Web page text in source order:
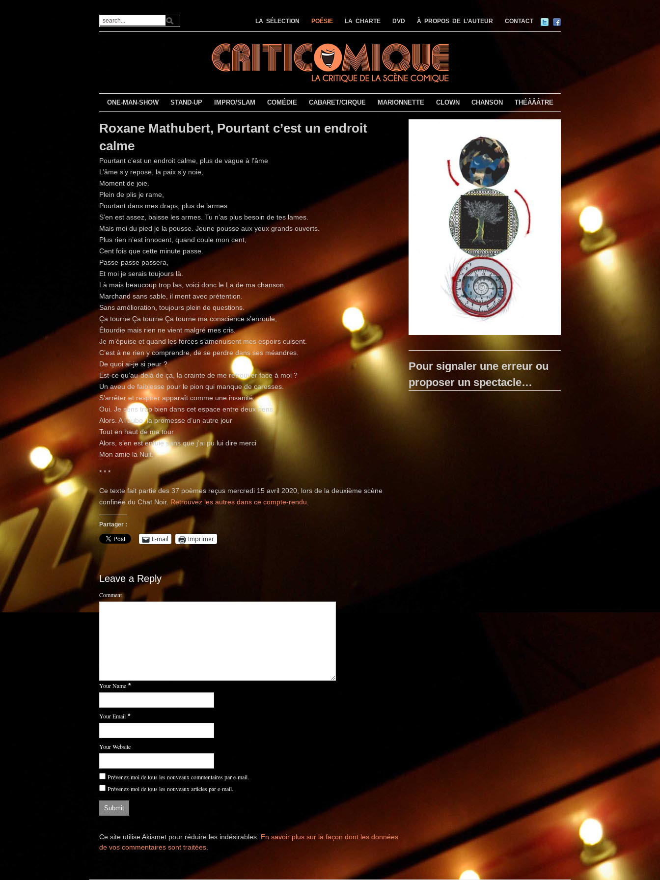
LA SÉLECTION POÉSIE LA CHARTE DVD À PROPOS DE L’AUTEUR CONTACT
ONE-MAN-SHOW STAND-UP IMPRO/SLAM COMÉDIE CABARET/CIRQUE MARIONNETTE CLOWN CHANSON THÉÂÂÂTRE
Roxane Mathubert, Pourtant c’est un endroit
calme
Pourtant c’est un endroit calme, plus de vague à l’âme
L’âme s’y repose, la paix s’y noie,
Moment de joie.
Plein de plis je rame,
Pourtant dans mes draps, plus de larmes
S’en est assez, baisse les armes. Tu n’as plus besoin de tes lames.
Mais moi du pied je la pousse. Jeune pousse aux yeux grands ouverts.
Plus rien n’est innocent, quand coule mon cent,
Cent fois que cette minute passe.
Passe-passe passera,
Et moi je serais toujours là.
Là mais beaucoup trop las, voici donc le La de ma chanson.
Marchand sans sable, il ment avec prétention.
Sans amélioration, toujours plein de questions.
Ça tourne Ça tourne Ça tourne ma conscience s’enroule,
Étourdie mais rien ne vient malgré mes cris.
Je m’épuise et quand les forces s’amenuisent mes espoirs cuisent.
C’est à ne rien y comprendre, de se perdre dans ses méandres.
De quoi ai-je si peur ?
Est-ce qu’au-delà de ça, la crainte de me retrouver face à moi ?
Un aveu de faiblesse pour le pion qui manque de caresses.
S’arrêter et respirer apparaît comme une insanité.
Oui. Je sens trop bien dans cet espace entre deux riens,
Alors. A l’aube, la promesse d’un autre jour
Tout en haut de ma tour
Alors, s’en est enfuie sans que j’ai pu lui dire merci
Mon amie la Nuit.
* * *
Ce texte fait partie des 37 poèmes reçus mercredi 15 avril 2020, lors de la deuxième scène
confinée du Chat Noir. Retrouvez les autres dans ce compte-rendu.
Partager :
E-mail Imprimer
Leave a Reply
Comment
Your Name *
Your Email *
Your Website
Prévenez-moi de tous les nouveaux commentaires par e-mail.
Prévenez-moi de tous les nouveaux articles par e-mail.
Ce site utilise Akismet pour réduire les indésirables. En savoir plus sur la façon dont les données
de vos commentaires sont traitées.
Pour signaler une erreur ou
proposer un spectacle…